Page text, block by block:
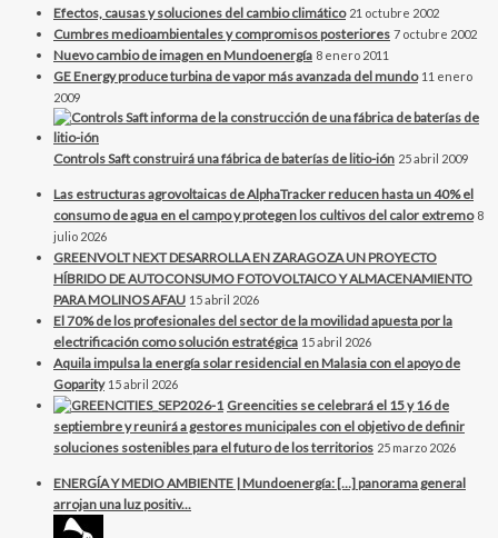
Efectos, causas y soluciones del cambio climático 21 octubre 2002
Cumbres medioambientales y compromisos posteriores 7 octubre 2002
Nuevo cambio de imagen en Mundoenergía 8 enero 2011
GE Energy produce turbina de vapor más avanzada del mundo 11 enero
2009
Controls Saft construirá una fábrica de baterías de litio-ión 25 abril 2009
Las estructuras agrovoltaicas de AlphaTracker reducen hasta un 40% el
consumo de agua en el campo y protegen los cultivos del calor extremo 8
julio 2026
GREENVOLT NEXT DESARROLLA EN ZARAGOZA UN PROYECTO
HÍBRIDO DE AUTOCONSUMO FOTOVOLTAICO Y ALMACENAMIENTO
PARA MOLINOS AFAU 15 abril 2026
El 70% de los profesionales del sector de la movilidad apuesta por la
electrificación como solución estratégica 15 abril 2026
Aquila impulsa la energía solar residencial en Malasia con el apoyo de
Goparity 15 abril 2026
Greencities se celebrará el 15 y 16 de
septiembre y reunirá a gestores municipales con el objetivo de definir
soluciones sostenibles para el futuro de los territorios 25 marzo 2026
ENERGÍA Y MEDIO AMBIENTE | Mundoenergía: […] panorama general
arrojan una luz positiv...